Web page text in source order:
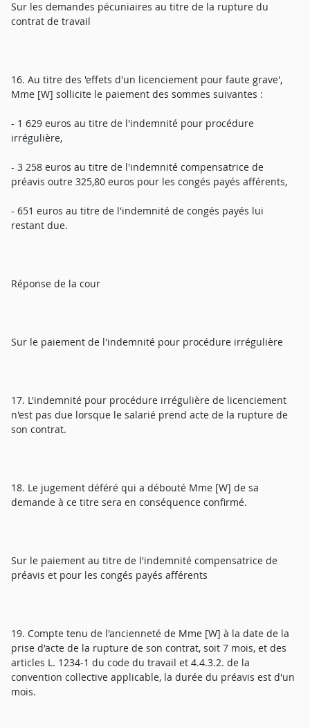
Sur les demandes pécuniaires au titre de la rupture du
contrat de travail
16. Au titre des 'effets d'un licenciement pour faute grave',
Mme [W] sollicite le paiement des sommes suivantes :
- 1 629 euros au titre de l'indemnité pour procédure
irrégulière,
- 3 258 euros au titre de l'indemnité compensatrice de
préavis outre 325,80 euros pour les congés payés afférents,
- 651 euros au titre de l'indemnité de congés payés lui
restant due.
Réponse de la cour
Sur le paiement de l'indemnité pour procédure irrégulière
17. L'indemnité pour procédure irrégulière de licenciement
n'est pas due lorsque le salarié prend acte de la rupture de
son contrat.
18. Le jugement déféré qui a débouté Mme [W] de sa
demande à ce titre sera en conséquence confirmé.
Sur le paiement au titre de l'indemnité compensatrice de
préavis et pour les congés payés afférents
19. Compte tenu de l'ancienneté de Mme [W] à la date de la
prise d'acte de la rupture de son contrat, soit 7 mois, et des
articles L. 1234-1 du code du travail et 4.4.3.2. de la
convention collective applicable, la durée du préavis est d'un
mois.